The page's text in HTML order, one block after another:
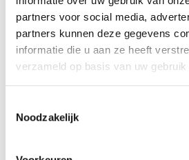
partners voor social media,
partners kunnen deze gegevens
informatie die u aan ze heeft
verzameld op basis van uw
Noodzakelijk
Individuele job setup
Registreer meetwaarden
instrument
Bekijk live lezingen
Maak en bewaar voor elke